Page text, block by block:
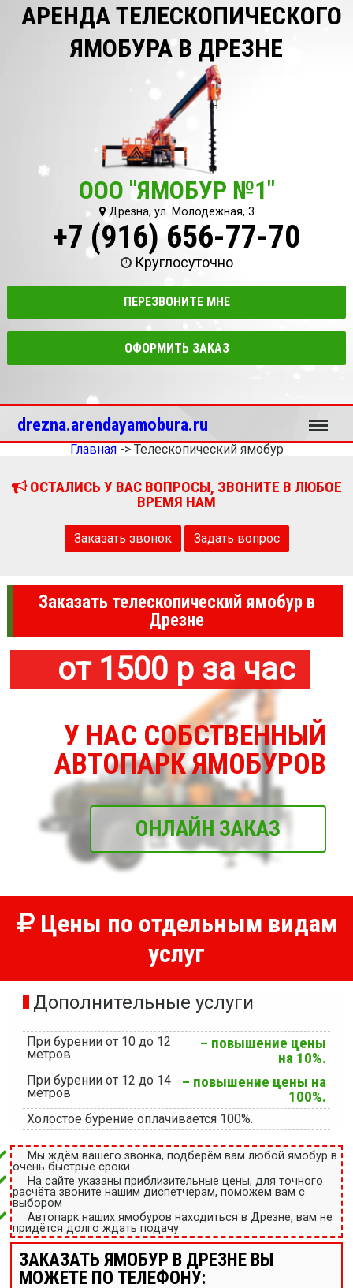
АРЕНДА ТЕЛЕСКОПИЧЕСКОГО
ЯМОБУРА В ДРЕЗНЕ
ООО "ЯМОБУР №1"
Дрезна, ул. Молодёжная, 3
+7 (916) 656-77-70
Круглосуточно
ПЕРЕЗВОНИТЕ МНЕ
ОФОРМИТЬ ЗАКАЗ
drezna.arendayamobura.ru Меню
Главная-> Телескопический ямобур
ОСТАЛИСЬ У ВАС ВОПРОСЫ, ЗВОНИТЕ В ЛЮБОЕ
ВРЕМЯ НАМ
Заказать звонок Задать вопрос
Заказать телескопический ямобур в
Дрезне
от 1500 р за час
У НАС СОБСТВЕННЫЙ
АВТОПАРК ЯМОБУРОВ
ОНЛАЙН ЗАКАЗ
Цены по отдельным видам
услуг
Дополнительные услуги
При бурении от 10 до 12
метров
– повышение цены
на 10%.
При бурении от 12 до 14
метров
– повышение цены на
100%.
Холостое бурение оплачивается 100%.
Мы ждём вашего звонка, подберём вам любой ямобур в
очень быстрые сроки
На сайте указаны приблизительные цены, для точного
расчёта звоните нашим диспетчерам, поможем вам с
выбором
Автопарк наших ямобуров находиться в Дрезне, вам не
придётся долго ждать подачу
ЗАКАЗАТЬ ЯМОБУР В ДРЕЗНЕ ВЫ
МОЖЕТЕ ПО ТЕЛЕФОНУ: